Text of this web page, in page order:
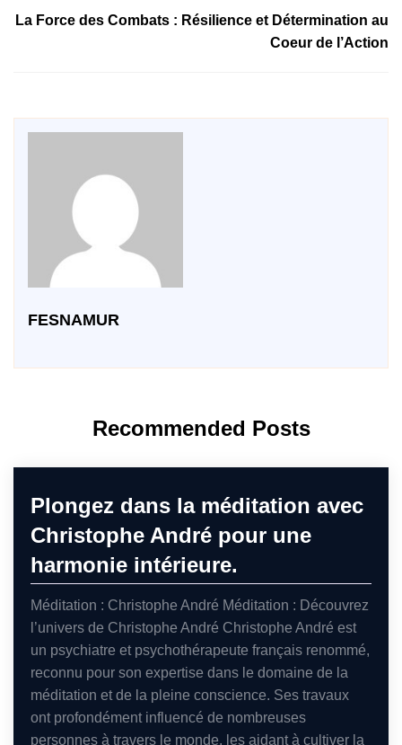
La Force des Combats : Résilience et Détermination au
Coeur de l’Action
FESNAMUR
Recommended Posts
Plongez dans la méditation avec
Christophe André pour une
harmonie intérieure.
Méditation : Christophe André Méditation : Découvrez
l’univers de Christophe André Christophe André est
un psychiatre et psychothérapeute français renommé,
reconnu pour son expertise dans le domaine de la
méditation et de la pleine conscience. Ses travaux
ont profondément influencé de nombreuses
personnes à travers le monde, les aidant à cultiver la